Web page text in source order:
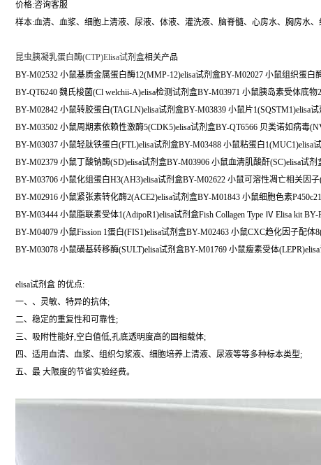
价格:咨询客服
样本:血清、血浆、细胞上清液、尿液、体液、灌洗液、脑脊髓、心房水、胸房水、
昆虫胰凝乳蛋白酶(CTP)Elisa试剂盒相关产品
BY-M02532 小鼠基质金属蛋白酶12(MMP-12)elisa试剂盒BY-M02027 小鼠组织蛋白
BY-QT6240 魏氏梭菌(Cl welchii-A)elisa检测试剂盒BY-M03971 小鼠胰岛素受体底物
BY-M02842 小鼠转胶蛋白(TAGLN)elisa试剂盒BY-M03839 小鼠片1(SQSTM1)elisa
BY-M03502 小鼠周期素依赖性激酶5(CDK5)elisa试剂盒BY-QT6566 贝类诺如病毒
BY-M03037 小鼠轻肽铁蛋白(FTL)elisa试剂盒BY-M03488 小鼠粘蛋白1(MUC1)elisa
BY-M02379 小鼠丁酸钠酶(SD)elisa试剂盒BY-M03906 小鼠血清肌酸酐(SC)elisa试剂
BY-M03706 小鼠化组蛋白H3(AH3)elisa试剂盒BY-M02622 小鼠可溶性凋亡相关因子
BY-M02916 小鼠紧张素转化酶2(ACE2)elisa试剂盒BY-M01843 小鼠细胞色素
BY-M03444 小鼠脂联素受体1(AdipoR1)elisa试剂盒Fish Collagen Type Ⅳ Elisa kit BY-
BY-M04079 小鼠Fission 1蛋白(FIS1)elisa试剂盒BY-M02463 小鼠CXC趋化因子配体
BY-M03078 小鼠磺基转移酶(SULT)elisa试剂盒BY-M01769 小鼠瘦素受体
elisa试剂盒 的优点:
一、、灵敏、特异的抗体;
二、稳定的重复性和可靠性;
三、吸附性能好,空白值低,孔底透明度高的固相载体;
四、适用血清、血浆、组织匀浆液、细胞培养上清液、尿液等等多种标本类型;
五、最 大限度的节省实验经费。